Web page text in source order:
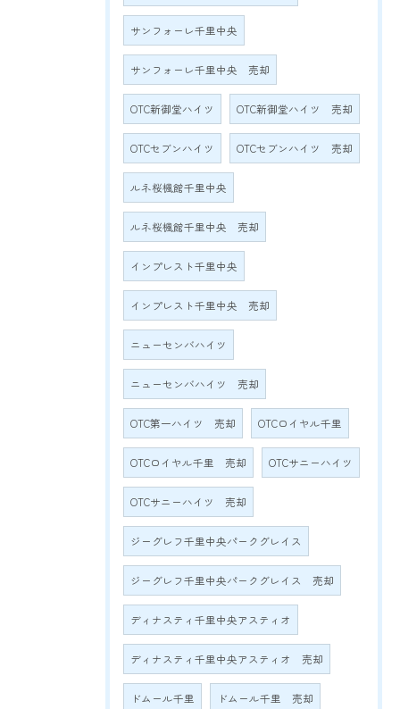
サンフォーレ千里中央
サンフォーレ千里中央 売却
OTC新御堂ハイツ OTC新御堂ハイツ 売却
OTCセブンハイツ OTCセブンハイツ 売却
ルネ桜楓館千里中央
ルネ桜楓館千里中央 売却
インプレスト千里中央
インプレスト千里中央 売却
ニューセンバハイツ
ニューセンバハイツ 売却
OTC第一ハイツ 売却 OTCロイヤル千里
OTCロイヤル千里 売却 OTCサニーハイツ
OTCサニーハイツ 売却
ジーグレフ千里中央パークグレイス
ジーグレフ千里中央パークグレイス 売却
ディナスティ千里中央アスティオ
ディナスティ千里中央アスティオ 売却
ドムール千里 ドムール千里 売却